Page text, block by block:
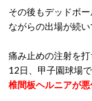
その後もデッドボ
ながらの出場が続い
痛み止めの注射を
12日、甲子園球場
椎間板ヘルニアが